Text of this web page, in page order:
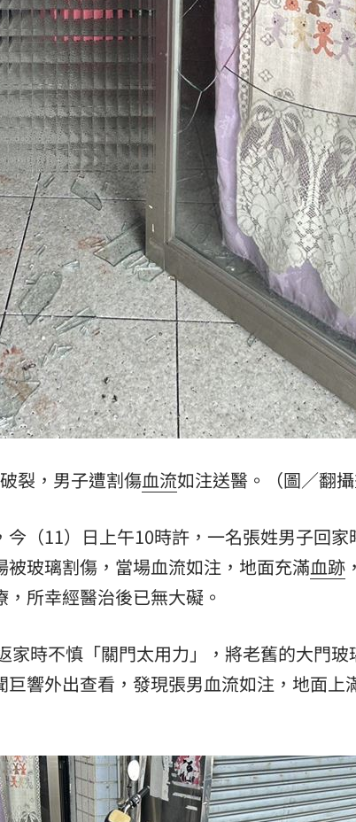
破裂，男子遭割傷血流如注送醫。（圖／翻攝
（11）日上午10時許，一名張姓男子回
被玻璃割傷，當場血流如注，地面充滿血跡
所幸經醫治後已無大礙。
家時不慎「關門太用力」，將老舊的大門
響外出查看，發現張男血流如注，地面上